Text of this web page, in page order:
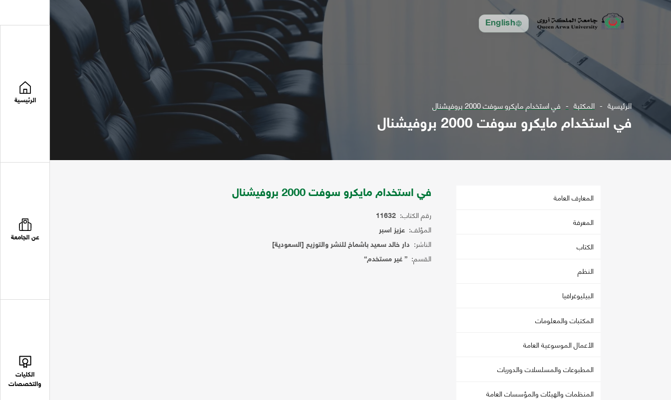
English
الرئيسية
عن الجامعة
الكليات
والتخصصات
الرئيسية المكتبة في استخدام مايكرو سوفت 2000 بروفيشنال
في استخدام مايكرو سوفت 2000 بروفيشنال
المعارف العامة
المعرفة
الكتاب
النظم
البيليوغرافيا
المكتبات والمعلومات
الأعمال الموسوعية العامة
المطبوعات والمسلسلات والدوريات
المنظمات والهيئات والمؤسسات العامة
في استخدام مايكرو سوفت 2000 بروفيشنال
رقم الكتاب: 11632
المؤلف: عزيز اسبر
الناشر: دار خالد سعيد باشماخ للنشر والتوزيع [السعودية]
القسم: { غير مستخدم}